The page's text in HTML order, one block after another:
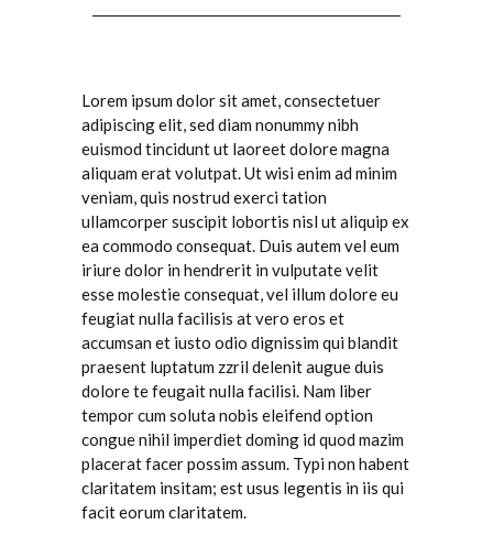
Lorem ipsum dolor sit amet, consectetuer
adipiscing elit, sed diam nonummy nibh
euismod tincidunt ut laoreet dolore magna
aliquam erat volutpat. Ut wisi enim ad minim
veniam, quis nostrud exerci tation
ullamcorper suscipit lobortis nisl ut aliquip ex
ea commodo consequat. Duis autem vel eum
iriure dolor in hendrerit in vulputate velit
esse molestie consequat, vel illum dolore eu
feugiat nulla facilisis at vero eros et
accumsan et iusto odio dignissim qui blandit
praesent luptatum zzril delenit augue duis
dolore te feugait nulla facilisi. Nam liber
tempor cum soluta nobis eleifend option
congue nihil imperdiet doming id quod mazim
placerat facer possim assum. Typi non habent
claritatem insitam; est usus legentis in iis qui
facit eorum claritatem.